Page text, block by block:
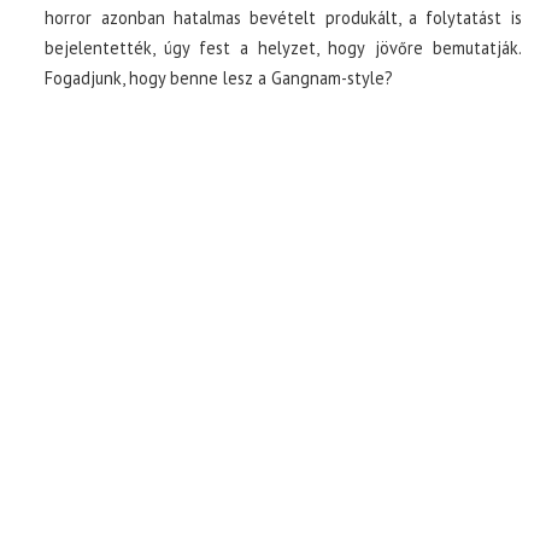
horror azonban hatalmas bevételt produkált, a folytatást is
bejelentették, úgy fest a helyzet, hogy jövőre bemutatják.
Fogadjunk, hogy benne lesz a Gangnam-style?